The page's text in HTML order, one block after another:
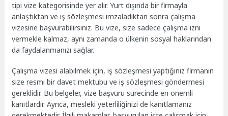
tipi vize kategorisinde yer alır. Yurt dışında bir firmayla
anlaştıktan ve iş sözleşmesi imzaladıktan sonra çalışma
vizesine başvurabilirsiniz. Bu vize, size sadece çalışma izni
vermekle kalmaz, aynı zamanda o ülkenin sosyal haklarından
da faydalanmanızı sağlar.
Çalışma vizesi alabilmek için, iş sözleşmesi yaptığınız firmanın
size resmi bir davet mektubu ve iş sözleşmesi göndermesi
gereklidir. Bu belgeler, vize başvuru sürecinde en önemli
kanıtlardır. Ayrıca, mesleki yeterliliğinizi de kanıtlamanız